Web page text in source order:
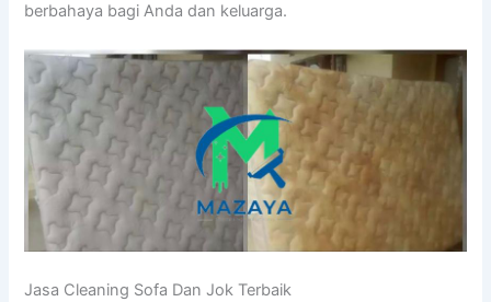
berbahaya bаgі Andа dаn keluarga.
Jasa Cleaning Sofa Dаn Jok Terbaik